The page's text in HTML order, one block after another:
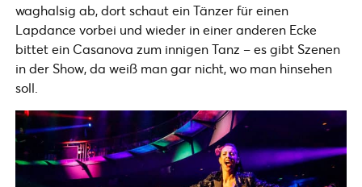
waghalsig ab, dort schaut ein Tänzer für einen
Lapdance vorbei und wieder in einer anderen Ecke
bittet ein Casanova zum innigen Tanz – es gibt Szenen
in der Show, da weiß man gar nicht, wo man hinsehen
soll.